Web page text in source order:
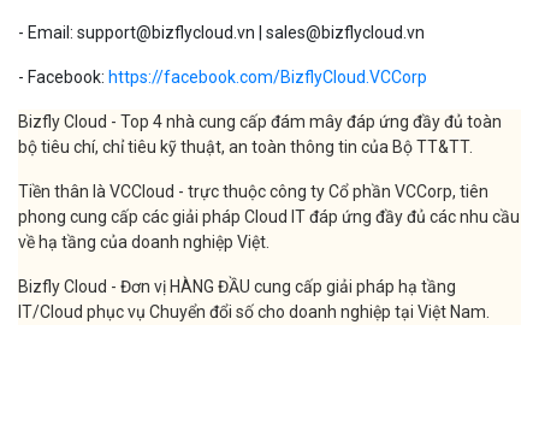
- Email: support@bizflycloud.vn | sales@bizflycloud.vn
- Facebook: https://facebook.com/BizflyCloud.VCCorp
Bizfly Cloud - Top 4 nhà cung cấp đám mây đáp ứng đầy đủ toàn
bộ tiêu chí, chỉ tiêu kỹ thuật, an toàn thông tin của Bộ TT&TT.
Tiền thân là VCCloud - trực thuộc công ty Cổ phần VCCorp, tiên
phong cung cấp các giải pháp Cloud IT đáp ứng đầy đủ các nhu cầu
về hạ tầng của doanh nghiệp Việt.
Bizfly Cloud - Đơn vị HÀNG ĐẦU cung cấp giải pháp hạ tầng
IT/Cloud phục vụ Chuyển đổi số cho doanh nghiệp tại Việt Nam.